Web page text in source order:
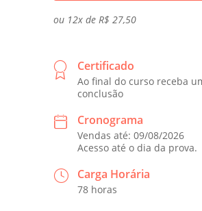
ou 12x de R$ 27,50
Certificado
Ao final do curso receba
conclusão
Cronograma
Vendas até: 09/08/2026
Acesso até o dia da prova.
Carga Horária
78 horas